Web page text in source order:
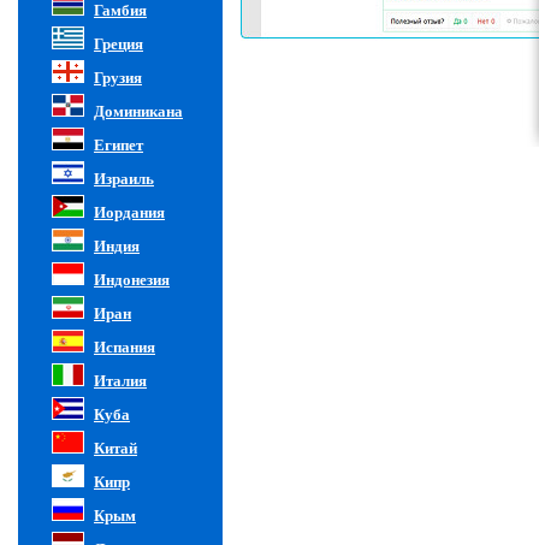
Гамбия
Греция
Грузия
Доминикана
Египет
Израиль
Иордания
Индия
Индонезия
Иран
Испания
Италия
Куба
Китай
Кипр
Крым